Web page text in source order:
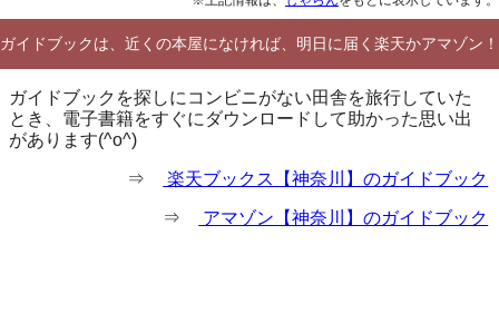
ガイドブックは、近くの本屋になければ、明日に届く楽天かアマゾン！
ガイドブックを探しにコンビニがない田舎を旅行していた
とき、電子書籍をすぐにダウンロードして助かった思い出
があります(^o^)
⇒ 楽天ブックス【神奈川】のガイドブック
⇒ アマゾン【神奈川】のガイドブック